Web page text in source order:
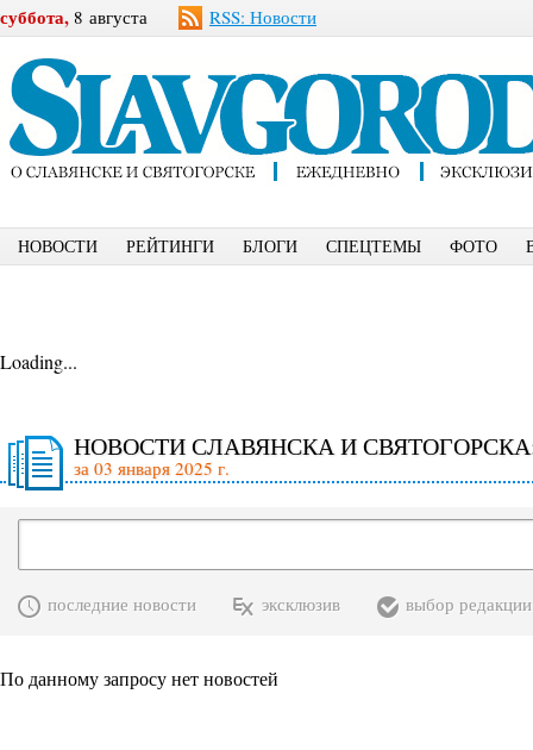
суббота, 8 августа RSS: Новости
НОВОСТИ РЕЙТИНГИ БЛОГИ СПЕЦТЕМЫ ФОТО
Loading...
НОВОСТИ СЛАВЯНСКА И
за 03 января 2025 г.
последние новости эксклюзив выбор редакции
По данному запросу нет новостей